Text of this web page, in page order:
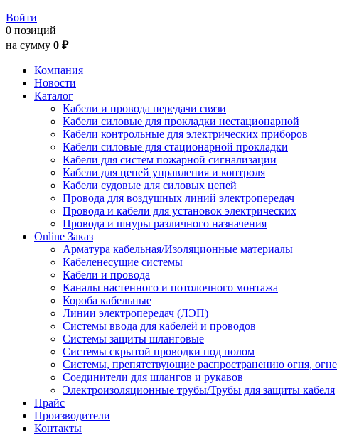
Войти
0 позиций
на сумму 0 ₽
Компания
Новости
Каталог
Кабели и провода передачи связи
Кабели силовые для прокладки нестационарной
Кабели контрольные для электрических приборов
Кабели силовые для стационарной прокладки
Кабели для систем пожарной сигнализации
Кабели для цепей управления и контроля
Кабели судовые для силовых цепей
Провода для воздушных линий электропередач
Провода и кабели для установок электрических
Провода и шнуры различного назначения
Online Заказ
Арматура кабельная/Изоляционные материалы
Кабеленесущие системы
Кабели и провода
Каналы настенного и потолочного монтажа
Короба кабельные
Линии электропередач (ЛЭП)
Системы ввода для кабелей и проводов
Системы защиты шланговые
Системы скрытой проводки под полом
Системы, препятствующие распространению огня,
Соединители для шлангов и рукавов
Электроизоляционные трубы/Трубы для защиты кабеля
Прайс
Производители
Контакты